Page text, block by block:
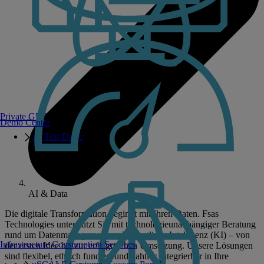
Private GPT
AI Test Drive
Infrastructure Consumption Services
Demo Center
AI & Data
Die digitale Transformation beginnt mit Ihren Daten. Fsas
Technologies unterstützt Sie mit technologieunabhängiger Beratung
rund um Datenmanagement und Künstliche Intelligenz (KI) – von
der ersten Idee bis zur erfolgreichen Umsetzung. Unsere Lösungen
sind flexibel, ethisch fundiert und nahtlos integrierbar in Ihre